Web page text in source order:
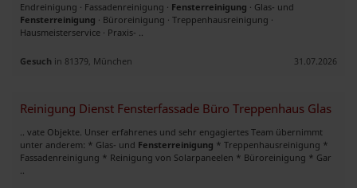
Endreinigung · Fassadenreinigung · Fensterreinigung · Glas- und
Fensterreinigung · Büroreinigung · Treppenhausreinigung ·
Hausmeisterservice · Praxis- ..
Gesuch in 81379, München 31.07.2026
Reinigung Dienst Fensterfassade Büro Treppenhaus Glas
.. vate Objekte. Unser erfahrenes und sehr engagiertes Team übernimmt
unter anderem: * Glas- und Fensterreinigung * Treppenhausreinigung *
Fassadenreinigung * Reinigung von Solarpaneelen * Büroreinigung * Gar
..